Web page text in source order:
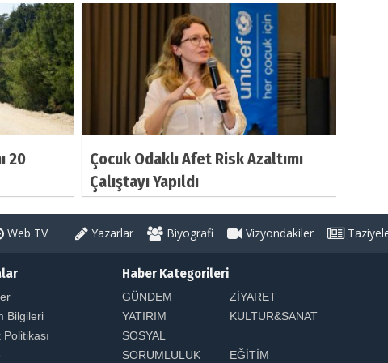
20
Çocuk Odaklı Afet Risk Azaltımı
Çalıştayı Yapıldı
Web TV Yazarlar Biyografi Vizyondakiler
Bilgileri
Haber Kategorileri
GÜNDEM
ZİYARET
YATIRIM
KULTUR&SANAT
SOSYAL
SORUMLULUK
EĞİTİM